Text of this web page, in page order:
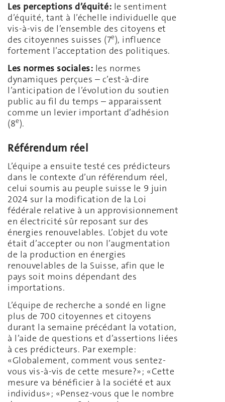
Les perceptions d’équité: le sentiment
d’équité, tant à l’échelle individuelle que
vis-à-vis de l’ensemble des citoyens et
des citoyennes suisses (7e), influence
fortement l’acceptation des politiques.
Les normes sociales: les normes
dynamiques perçues – c’est-à-dire
l’anticipation de l’évolution du soutien
public au fil du temps – apparaissent
comme un levier important d’adhésion
(8e).
Référendum réel
L’équipe a ensuite testé ces prédicteurs
dans le contexte d’un référendum réel,
celui soumis au peuple suisse le 9 juin
2024 sur la modification de la Loi
fédérale relative à un approvisionnement
en électricité sûr reposant sur des
énergies renouvelables. L’objet du vote
était d’accepter ou non l’augmentation
de la production en énergies
renouvelables de la Suisse, afin que le
pays soit moins dépendant des
importations.
L’équipe de recherche a sondé en ligne
plus de 700 citoyennes et citoyens
durant la semaine précédant la votation,
à l’aide de questions et d’assertions liées
à ces prédicteurs. Par exemple:
«Globalement, comment vous sentez-
vous vis-à-vis de cette mesure?»; «Cette
mesure va bénéficier à la société et aux
individus»; «Pensez-vous que le nombre